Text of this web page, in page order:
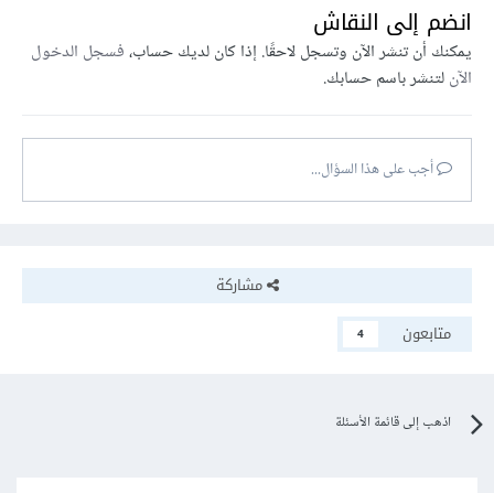
انضم إلى النقاش
يمكنك أن تنشر الآن وتسجل لاحقًا. إذا كان لديك حساب،فسجل الدخول
الآنلتنشر باسم حسابك.
أجب على هذا السؤال...
مشاركة
متابعون
4
اذهب إلى قائمة الأسئلة